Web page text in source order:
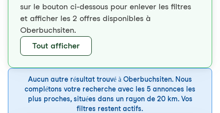
sur le bouton ci-dessous pour enlever les filtres
et afficher les 2 offres disponibles à
Oberbuchsiten.
Tout afficher
Aucun autre résultat trouvé à Oberbuchsiten. Nous
complétons votre recherche avec les 5 annonces les
plus proches, situées dans un rayon de 20 km. Vos
filtres restent actifs.